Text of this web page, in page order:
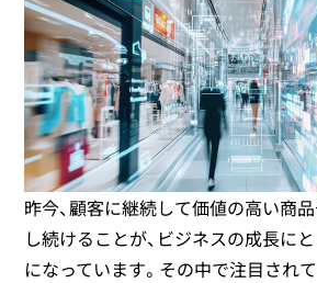
昨今、顧客に継続して価値の高い商
し続けることが、ビジネスの成長に
になっています。その中で注目され